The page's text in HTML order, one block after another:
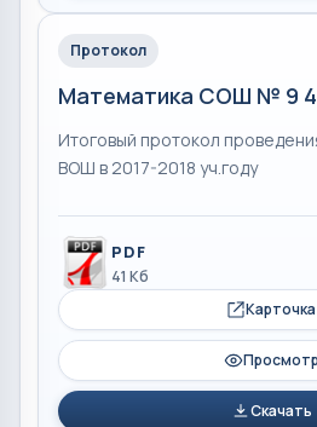
Протокол
Математика СОШ № 9
Итоговый протокол
ВОШ в 2017-2018 уч.году
PDF
41 Кб
Карточка
Просмотр
Скачать